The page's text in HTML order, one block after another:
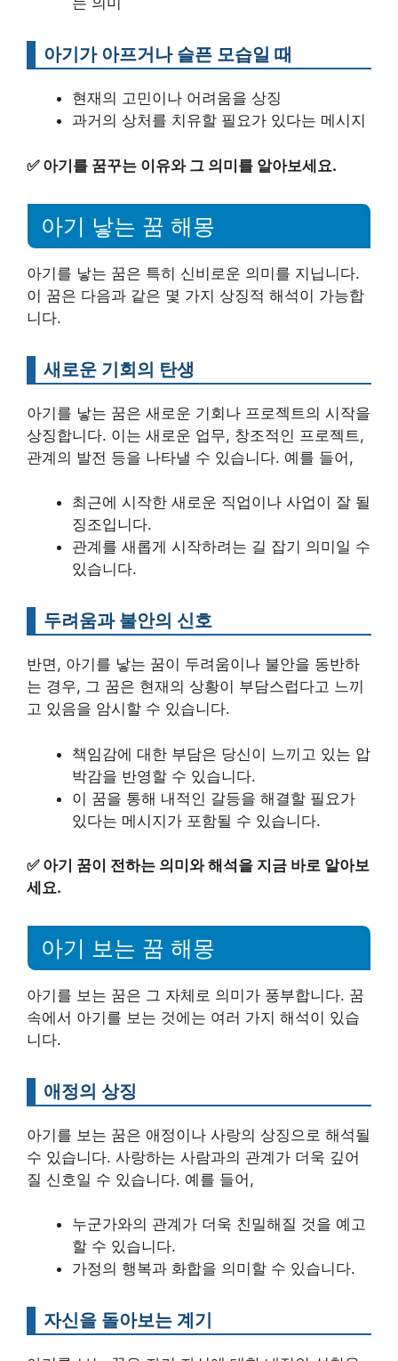
아기가 아프거나 슬픈 모습일 때
현재의 고민이나 어려움을 상징
과거의 상처를 치유할 필요가 있다는 메시지
✅ 아기를 꿈꾸는 이유와 그 의미를 알아보세요.
아기 낳는 꿈 해몽
아기를 낳는 꿈은 특히 신비로운 의미를 지닙니다.
이 꿈은 다음과 같은 몇 가지 상징적 해석이 가능합
니다.
새로운 기회의 탄생
아기를 낳는 꿈은 새로운 기회나 프로젝트의 시작을
상징합니다. 이는 새로운 업무, 창조적인 프로젝트,
관계의 발전 등을 나타낼 수 있습니다. 예를 들어,
최근에 시작한 새로운 직업이나 사업이 잘 될
징조입니다.
관계를 새롭게 시작하려는 길 잡기 의미일 수
있습니다.
두려움과 불안의 신호
반면, 아기를 낳는 꿈이 두려움이나 불안을 동반하
는 경우, 그 꿈은 현재의 상황이 부담스럽다고 느끼
고 있음을 암시할 수 있습니다.
책임감에 대한 부담은 당신이 느끼고 있는 압
박감을 반영할 수 있습니다.
이 꿈을 통해 내적인 갈등을 해결할 필요가
있다는 메시지가 포함될 수 있습니다.
✅ 아기 꿈이 전하는 의미와 해석을 지금 바로 알아보
세요.
아기 보는 꿈 해몽
아기를 보는 꿈은 그 자체로 의미가 풍부합니다. 꿈
속에서 아기를 보는 것에는 여러 가지 해석이 있습
니다.
애정의 상징
아기를 보는 꿈은 애정이나 사랑의 상징으로 해석될
수 있습니다. 사랑하는 사람과의 관계가 더욱 깊어
질 신호일 수 있습니다. 예를 들어,
누군가와의 관계가 더욱 친밀해질 것을 예고
할 수 있습니다.
가정의 행복과 화합을 의미할 수 있습니다.
자신을 돌아보는 계기